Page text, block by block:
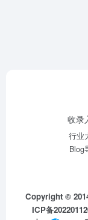
收录
行业
Blog
Copyright ©
ICP备